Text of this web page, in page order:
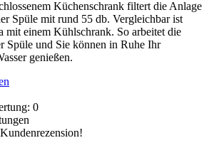
Küchenschrank filtert die Anlage
Spüle mit rund 55 db. Vergleichbar ist
mit einem Kühlschrank. So arbeitet die
Spüle und Sie können in Ruhe Ihr
genießen.
0